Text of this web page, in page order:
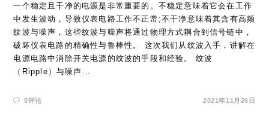
一个稳定且干净的电源是非常重要的。不稳定意味着它会在工作
中发生波动，导致仪表电路工作不正常;不干净意味着其含有高频
纹波与噪声，这些纹波与噪声将通过物理方式耦合到信号链中，
破坏仪表电路的精确性与鲁棒性。 这次我们从纹波入手，讲解在
电源电路中消除开关电源的纹波的手段和经验。 纹波
（Ripple）与噪声…
5评论 2021年11月26日